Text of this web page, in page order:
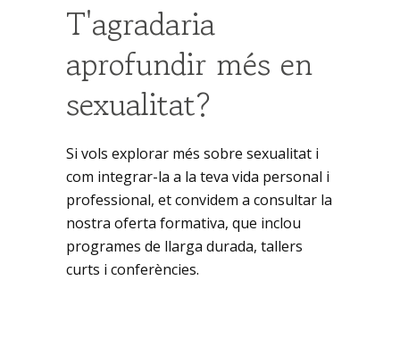
T'agradaria
aprofundir més en
sexualitat?
Si vols explorar més sobre sexualitat i
com integrar-la a la teva vida personal i
professional, et convidem a consultar la
nostra oferta formativa, que inclou
programes de llarga durada, tallers
curts i conferències.